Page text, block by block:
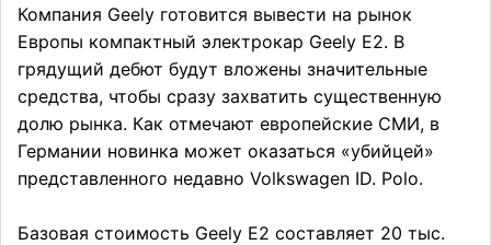
Компания Geely готовится вывести на рынок
Европы компактный электрокар Geely E2. В
грядущий дебют будут вложены значительные
средства, чтобы сразу захватить существенную
долю рынка. Как отмечают европейские СМИ, в
Германии новинка может оказаться «убийцей»
представленного недавно Volkswagen ID. Polo.
Базовая стоимость Geely E2 составляет 20 тыс.